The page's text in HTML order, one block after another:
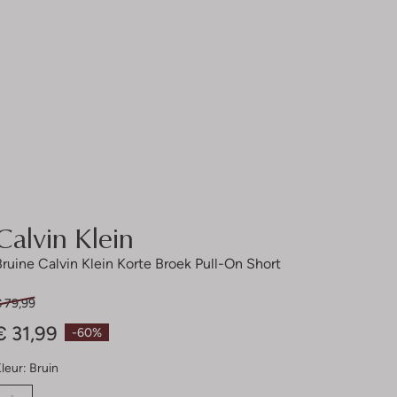
Klein
Calvin Klein Korte Broek Pull-On Short
-60%
79,99
31,99
Bruin